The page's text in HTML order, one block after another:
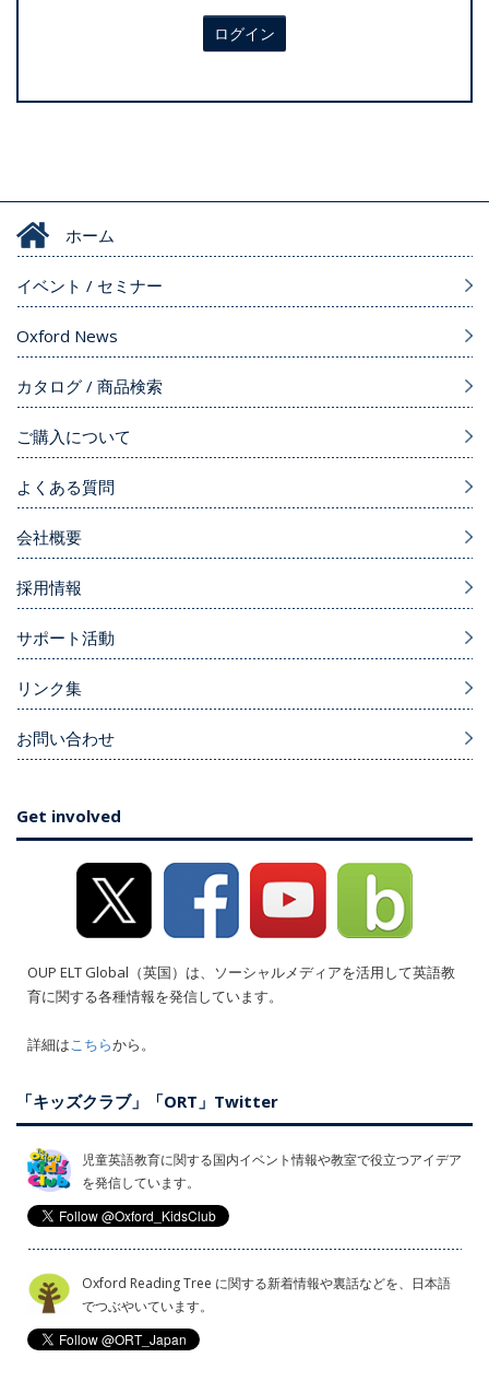
ログイン
ホーム
イベント / セミナー
Oxford News
カタログ / 商品検索
ご購入について
よくある質問
会社概要
採用情報
サポート活動
リンク集
お問い合わせ
Get involved
OUP ELT Global（英国）は、ソーシャルメディアを活用して英語教
育に関する各種情報を発信しています。
詳細はこちらから。
「キッズクラブ」「ORT」Twitter
児童英語教育に関する国内イベント情報や教室で役立つアイデア
を発信しています。
Oxford Reading Tree に関する新着情報や裏話などを、日本語
でつぶやいています。